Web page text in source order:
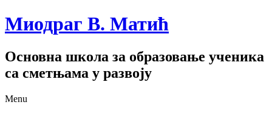
Миодраг В. Матић
Основна школа за образовање ученика
са сметњама у развоју
Menu